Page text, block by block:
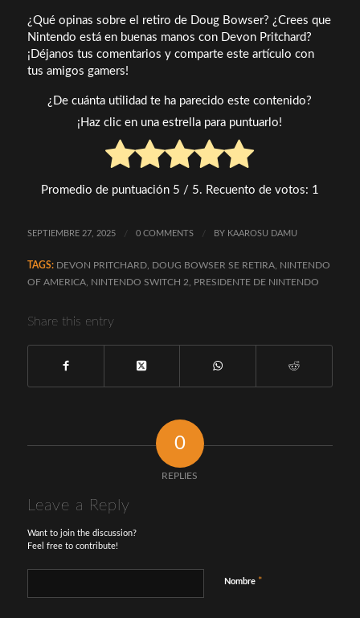
¿Qué opinas sobre el retiro de Doug Bowser? ¿Crees que
Nintendo está en buenas manos con Devon Pritchard?
¡Déjanos tus comentarios y comparte este artículo con
tus amigos gamers!
¿De cuánta utilidad te ha parecido este contenido?
¡Haz clic en una estrella para puntuarlo!
Promedio de puntuación 5 / 5. Recuento de votos: 1
SEPTIEMBRE 27, 2025 / 0 COMMENTS / BY KAAROSU DAMU
TAGS: DEVON PRITCHARD, DOUG BOWSER SE RETIRA,
NINTENDO
OF AMERICA, NINTENDO SWITCH 2 PRESIDENTE DE NINTENDO
Share this entry
0
REPLIES
Leave a Reply
Want to join the discussion?
Feel free to contribute!
Nombre *